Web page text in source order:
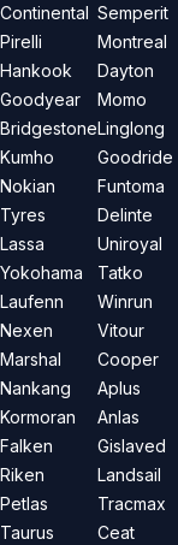
Continental
Pirelli
Hankook
Goodyear
Bridgestone
Kumho
Nokian
Tyres
Lassa
Yokohama
Laufenn
Nexen
Marshal
Nankang
Kormoran
Falken
Riken
Petlas
Taurus
Semperit
Montreal
Dayton
Momo
Linglong
Goodride
Funtoma
Delinte
Uniroyal
Tatko
Winrun
Vitour
Cooper
Aplus
Anlas
Gislaved
Landsail
Tracmax
Ceat